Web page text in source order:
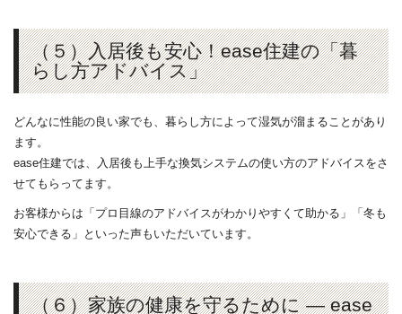
（５）入居後も安心！ease住建の「暮
らし方アドバイス」
どんなに性能の良い家でも、暮らし方によって湿気が溜まることがあり
ます。
ease住建では、入居後も上手な換気システムの使い方のアドバイスをさ
せてもらってます。
お客様からは「プロ目線のアドバイスがわかりやすくて助かる」「冬も
安心できる」といった声もいただいています。
（６）家族の健康を守るために ― ease